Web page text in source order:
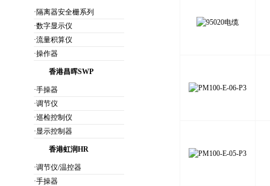
·隔离器安全栅系列
·数字显示仪
·流量积算仪
·操作器
香港昌晖SWP
·手操器
·调节仪
·巡检控制仪
·显示控制器
香港虹润HR
·调节仪/温控器
·手操器